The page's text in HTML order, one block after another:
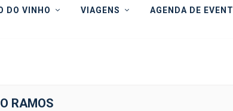
DO VINHO VIAGENS AGENDA DE
RAMOS